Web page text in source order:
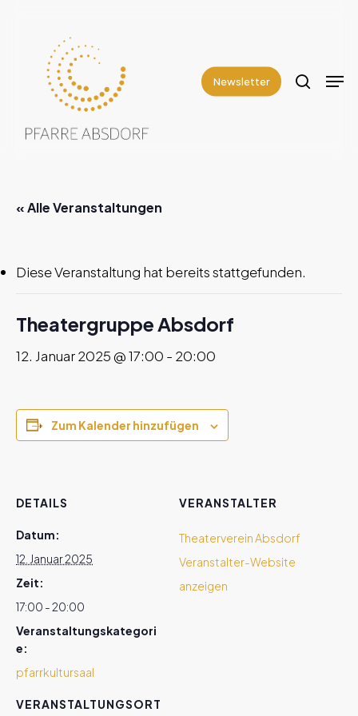
content
Newsletter
« Alle Veranstaltungen
Diese Veranstaltung hat bereits stattgefunden.
Theatergruppe Absdorf
12. Januar 2025 @ 17:00 - 20:00
Zum Kalender hinzufügen
DETAILS
Datum:
12. Januar 2025
Zeit:
17:00 - 20:00
Veranstaltungskategori
e:
pfarrkultursaal
VERANSTALTUNGSORT
VERANSTALTER
Theaterverein Absdorf
Veranstalter-Website
anzeigen
Menu